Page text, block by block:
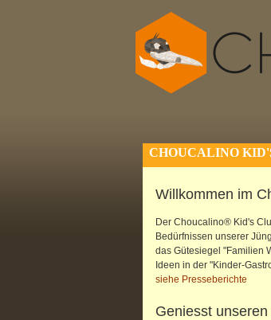
CHOUCALINO
Willkommen im
Der Choucalino® Kid's
Bedürfnissen unserer
das Gütesiegel "Familien
Ideen in der "Kinder-
siehe Presseberichte
Geniesst